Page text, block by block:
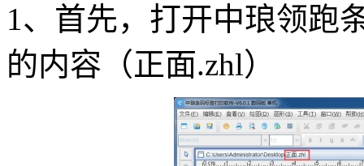
1、首先，打开中琅领跑
的内容（正面.zhl）